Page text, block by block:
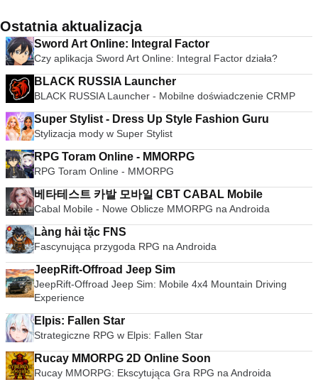
Ostatnia aktualizacja
Sword Art Online: Integral Factor
Czy aplikacja Sword Art Online: Integral Factor działa?
BLACK RUSSIA Launcher
BLACK RUSSIA Launcher - Mobilne doświadczenie CRMP
Super Stylist - Dress Up Style Fashion Guru
Stylizacja mody w Super Stylist
RPG Toram Online - MMORPG
RPG Toram Online - MMORPG
베타테스트 카발 모바일 CBT CABAL Mobile
Cabal Mobile - Nowe Oblicze MMORPG na Androida
Làng hải tặc FNS
Fascynująca przygoda RPG na Androida
JeepRift-Offroad Jeep Sim
JeepRift-Offroad Jeep Sim: Mobile 4x4 Mountain Driving
Experience
Elpis: Fallen Star
Strategiczne RPG w Elpis: Fallen Star
Rucay MMORPG 2D Online Soon
Rucay MMORPG: Ekscytująca Gra RPG na Androida